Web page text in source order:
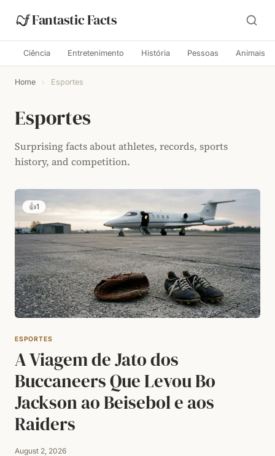
Fantastic Facts
Ciência Entretenimento História Pessoas Animais
Home › Esportes
Esportes
Surprising facts about athletes, records, sports
history, and competition.
👍1
ESPORTES
A Viagem de Jato dos
Buccaneers Que Levou Bo
Jackson ao Beisebol e aos
Raiders
August 2, 2026